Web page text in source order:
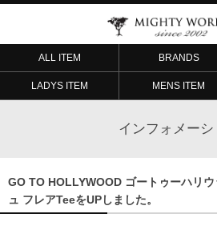
ALL ITEM BRANDS
LADYS ITEM MENS ITEM
インフォメーシ
GO TO HOLLYWOOD ゴートゥーハリ
ュ フレアTeeをUPしました。